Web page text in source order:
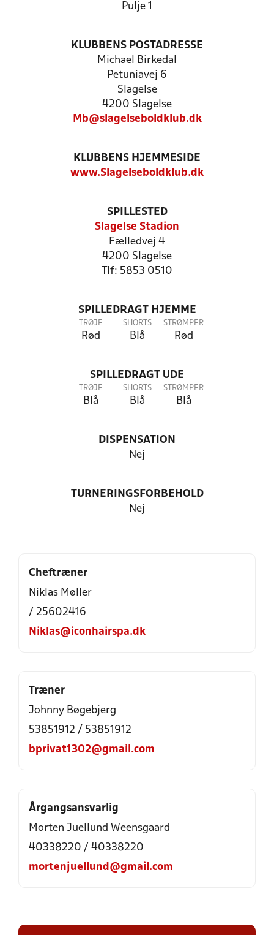
Pulje 1
KLUBBENS POSTADRESSE
Michael Birkedal
Petuniavej 6
Slagelse
4200 Slagelse
Mb@slagelseboldklub.dk
KLUBBENS HJEMMESIDE
www.Slagelseboldklub.dk
SPILLESTED
Slagelse Stadion
Fælledvej 4
4200 Slagelse
Tlf: 5853 0510
SPILLEDRAGT HJEMME
TRØJE
Rød
SHORTS
Blå
STRØMPER
Rød
SPILLEDRAGT UDE
TRØJE
Blå
SHORTS
Blå
STRØMPER
Blå
DISPENSATION
Nej
TURNERINGSFORBEHOLD
Nej
Cheftræner
Niklas Møller
/ 25602416
Niklas@iconhairspa.dk
Træner
Johnny Bøgebjerg
53851912 / 53851912
bprivat1302@gmail.com
Årgangsansvarlig
Morten Juellund Weensgaard
40338220 / 40338220
mortenjuellund@gmail.com